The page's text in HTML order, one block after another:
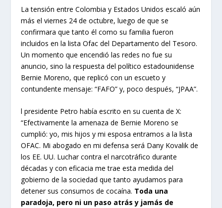
La tensión entre Colombia y Estados Unidos escaló aún
más el viernes 24 de octubre, luego de que se
confirmara que tanto él como su familia fueron
incluidos en la lista Ofac del Departamento del Tesoro.
Un momento que encendió las redes no fue su
anuncio, sino la respuesta del político estadounidense
Bernie Moreno, que replicó con un escueto y
contundente mensaje: “FAFO” y, poco después, “JPAA”.
l presidente Petro había escrito en su cuenta de X:
“Efectivamente la amenaza de Bernie Moreno se
cumplió: yo, mis hijos y mi esposa entramos a la lista
OFAC. Mi abogado en mi defensa será Dany Kovalik de
los EE. UU. Luchar contra el narcotráfico durante
décadas y con eficacia me trae esta medida del
gobierno de la sociedad que tanto ayudamos para
detener sus consumos de cocaína. Toda una
paradoja, pero ni un paso atrás y jamás de